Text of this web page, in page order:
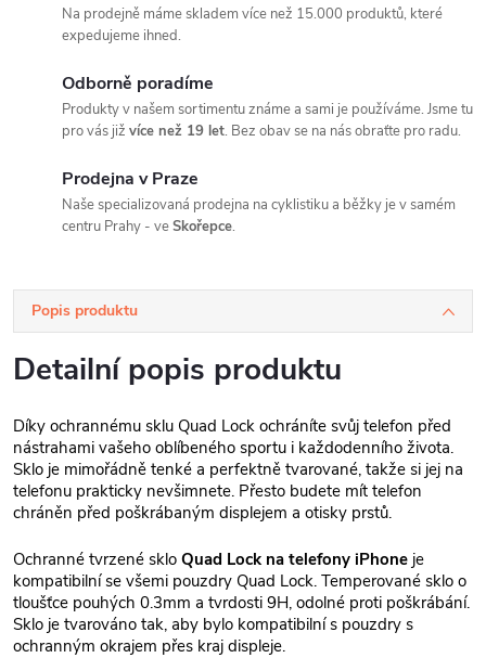
Na prodejně máme skladem více než 15.000 produktů, které
expedujeme ihned.
Odborně poradíme
Produkty v našem sortimentu známe a sami je používáme. Jsme tu
pro vás již více než 19 let. Bez obav se na nás obraťte pro radu.
Prodejna v Praze
Naše specializovaná prodejna na cyklistiku a běžky je v samém
centru Prahy - veSkořepce.
Popis produktu
Detailní popis produktu
Díky ochrannému sklu Quad Lock ochráníte svůj telefon před
nástrahami vašeho oblíbeného sportu i každodenního života.
Sklo je mimořádně tenké a perfektně tvarované, takže si jej na
telefonu prakticky nevšimnete. Přesto budete mít telefon
chráněn před poškrábaným displejem a otisky prstů.
Ochranné tvrzené sklo Quad Lock na telefony iPhone je
kompatibilní se všemi pouzdry Quad Lock. Temperované sklo o
tloušťce pouhých 0.3mm a tvrdosti 9H, odolné proti poškrábání.
Sklo je tvarováno tak, aby bylo kompatibilní s pouzdry s
ochranným okrajem přes kraj displeje.